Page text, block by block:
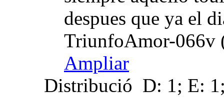
despues que ya el
TriunfoAmor-066v
Ampliar
Distribució D: 1; E: